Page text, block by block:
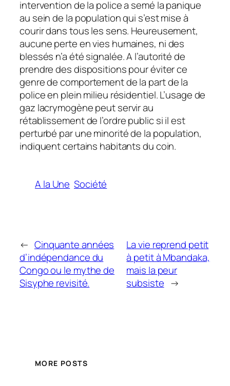
intervention de la police a semé la panique
au sein de la population qui s’est mise à
courir dans tous les sens. Heureusement,
aucune perte en vies humaines, ni des
blessés n’a été signalée. A l’autorité de
prendre des dispositions pour éviter ce
genre de comportement de la part de la
police en plein milieu résidentiel. L’usage de
gaz lacrymogène peut servir au
rétablissement de l’ordre public si il est
perturbé par une minorité de la population,
indiquent certains habitants du coin.
A la Une Société
← Cinquante années
d’indépendance du
Congo ou le mythe de
Sisyphe revisité.
La vie reprend petit
à petit à Mbandaka,
mais la peur
subsiste →
MORE POSTS